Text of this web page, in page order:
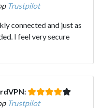
Trustpilot
connected and just as
I feel very secure
Trustpilot